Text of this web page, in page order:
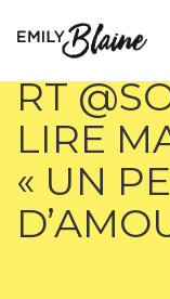
RT
LIRE
« UN